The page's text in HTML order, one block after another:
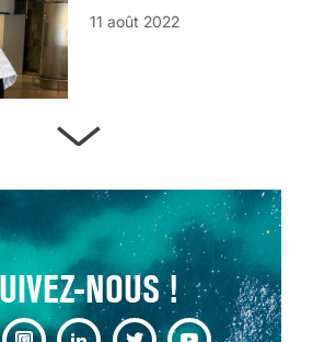
NOUS !
11 août 2022
13 août 2024